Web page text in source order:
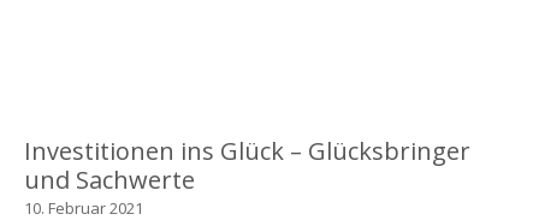
Investitionen ins Glück – Glücksbringer
und Sachwerte
10. Februar 2021